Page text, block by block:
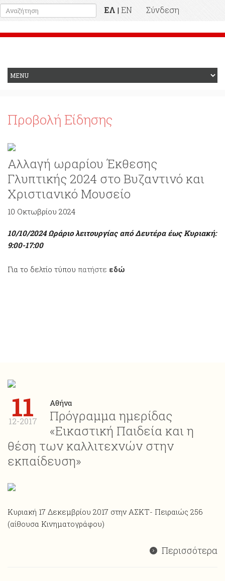
ΕΛ | EN
Σύνδεση
Προβολή Είδησης
Αλλαγή ωραρίου Έκθεσης
Γλυπτικής 2024 στο Βυζαντινό και
Χριστιανικό Μουσείο
10 Οκτωβρίου 2024
10/10/2024 Ωράριο λειτουργίας από Δευτέρα έως Κυριακή:
9:00-17:00
Για το δελτίο τύπου πατήστε εδώ
11
12-2017
Αθήνα
Πρόγραμμα ημερίδας
«Εικαστική Παιδεία και η
θέση των καλλιτεχνών στην
εκπαίδευση»
Κυριακή 17 Δεκεμβρίου 2017 στην ΑΣΚΤ- Πειραιώς 256
(αίθουσα Κινηματογράφου)
Περισσότερα